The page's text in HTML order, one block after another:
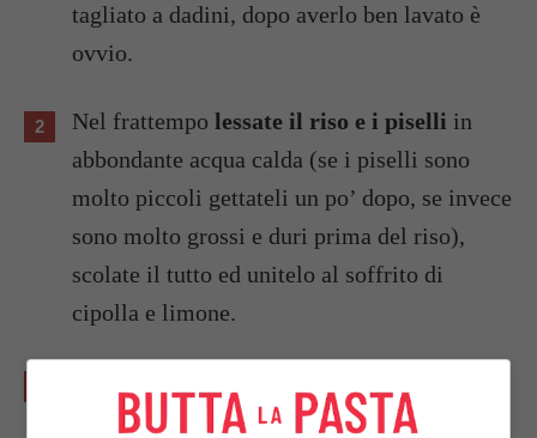
tagliato a dadini, dopo averlo ben lavato è
ovvio.
Nel frattempo lessate il riso e i piselli in
abbondante acqua calda (se i piselli sono
molto piccoli gettateli un po’ dopo, se invece
sono molto grossi e duri prima del riso),
scolate il tutto ed unitelo al soffrito di
cipolla e limone.
succo del restante mezzo limone.